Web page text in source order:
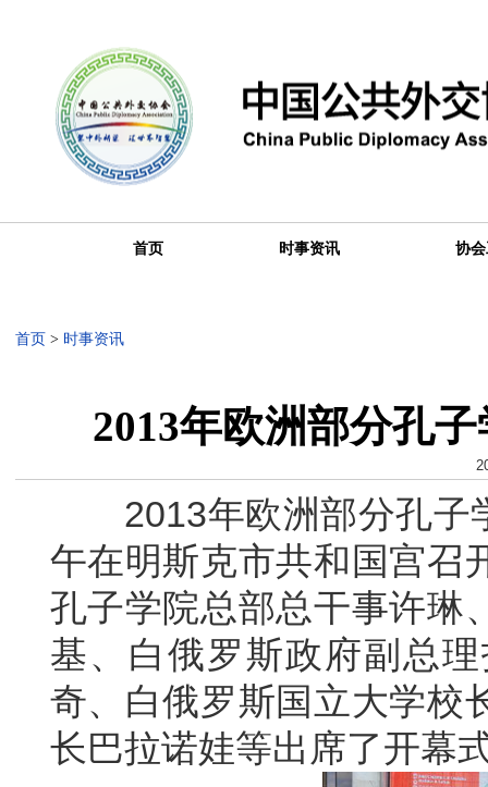
首页 时事资讯 协
首页 > 时事资讯
2013年欧洲部分孔
2013年欧洲部分孔子
午在明斯克市共和国宫召
孔子学院总部总干事许琳
基、白俄罗斯政府副总
奇、白俄罗斯国立大学校
长巴拉诺娃等出席了开幕